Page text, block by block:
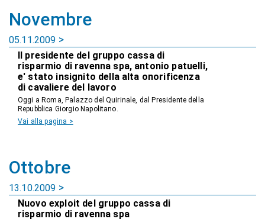
Novembre
05.11.2009
Il presidente del gruppo cassa di
risparmio di ravenna spa, antonio patuelli,
e' stato insignito della alta onorificenza
di cavaliere del lavoro
Oggi a Roma, Palazzo del Quirinale, dal Presidente della
Repubblica Giorgio Napolitano.
Vai alla pagina >
Ottobre
13.10.2009
Nuovo exploit del gruppo cassa di
risparmio di ravenna spa